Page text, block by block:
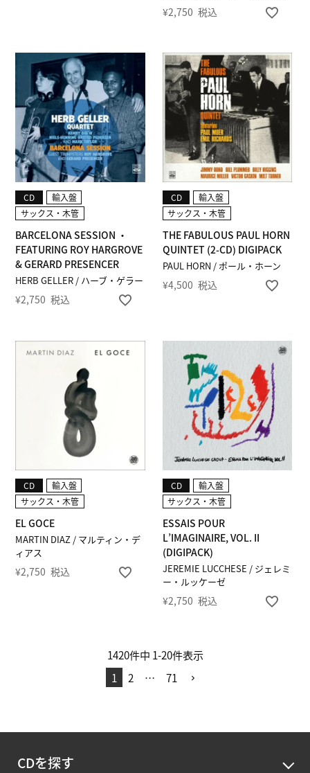
¥2,750 税込
HERB GELLER / ハーブ・ゲラー
BARCELONA SESSION ・
FEATURING ROY HARGROVE
& GERARD PRESENCER
CD
輸入盤
サックス・木管
¥2,750 税込
PAUL HORN / ポール・ホーン
THE FABULOUS PAUL HORN
QUINTET (2-CD) DIGIPACK
CD
輸入盤
サックス・木管
¥4,500 税込
MARTIN DIAZ / マルティン・デ
ィアス
EL GOCE
CD
輸入盤
サックス・木管
¥2,750 税込
JEREMIE LUCCHESE / ジェレミ
ー・ルッケーゼ
ESSAIS POUR
L’IMAGINAIRE, VOL. II
(DIGIPACK)
CD
輸入盤
サックス・木管
¥2,750 税込
1420件中 1-20件表示
1
2 … 71
CDを探す